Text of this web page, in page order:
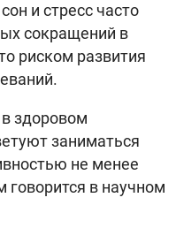
и стресс часто
сокращений в
риском развития
здоровом
заниматься
не менее
в научном